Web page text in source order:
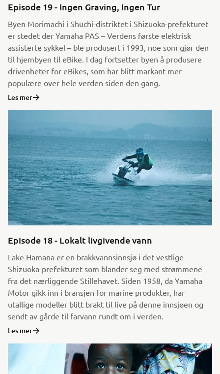
Episode 19 - Ingen Graving, Ingen Tur
Byen Morimachi i Shuchi-distriktet i Shizuoka-prefekturet
er stedet der Yamaha PAS – Verdens første elektrisk
assisterte sykkel – ble produsert i 1993, noe som gjør den
til hjembyen til eBike. I dag fortsetter byen å produsere
drivenheter for eBikes, som har blitt markant mer
populære over hele verden siden den gang.
Les mer
Episode 18 - Lokalt livgivende vann
Lake Hamana er en brakkvannsinnsjø i det vestlige
Shizuoka-prefekturet som blander seg med strømmene
fra det nærliggende Stillehavet. Siden 1958, da Yamaha
Motor gikk inn i bransjen for marine produkter, har
utallige modeller blitt brakt til live på denne innsjøen og
sendt av gårde til farvann rundt om i verden.
Les mer